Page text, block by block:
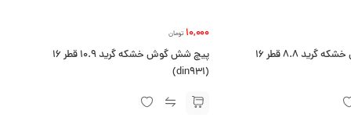
پیچ شش گوش خشکه گرید 8.8 قطر 16
10,000 تومان
پیچ شش گوش خشکه گرید 10.9 قطر 16
(din931)